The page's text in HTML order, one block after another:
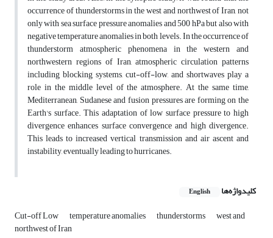
occurrence of thunderstorms in the west and northwest of Iran, not
only with sea surface pressure anomalies and 500 hPa but also with
negative temperature anomalies in both levels. In the occurrence of
thunderstorm atmospheric phenomena in the western and
northwestern regions of Iran, atmospheric circulation patterns
including blocking systems, cut-off-low, and shortwaves play a
role in the middle level of the atmosphere. At the same time,
Mediterranean, Sudanese and fusion pressures are forming on the
Earth's surface. This adaptation of low surface pressure to high
divergence enhances surface convergence and high divergence.
This leads to increased vertical transmission and air ascent and
instability, eventually leading to hurricanes.
کلیدواژه‌ها English
Cut-off Low temperature anomalies thunderstorms west and
northwest of Iran